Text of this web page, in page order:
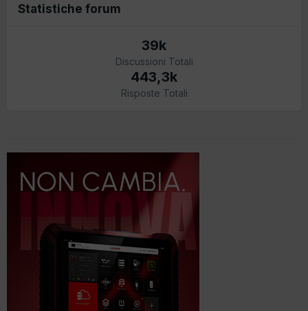
Statistiche forum
39k
Discussioni Totali
443,3k
Risposte Totali